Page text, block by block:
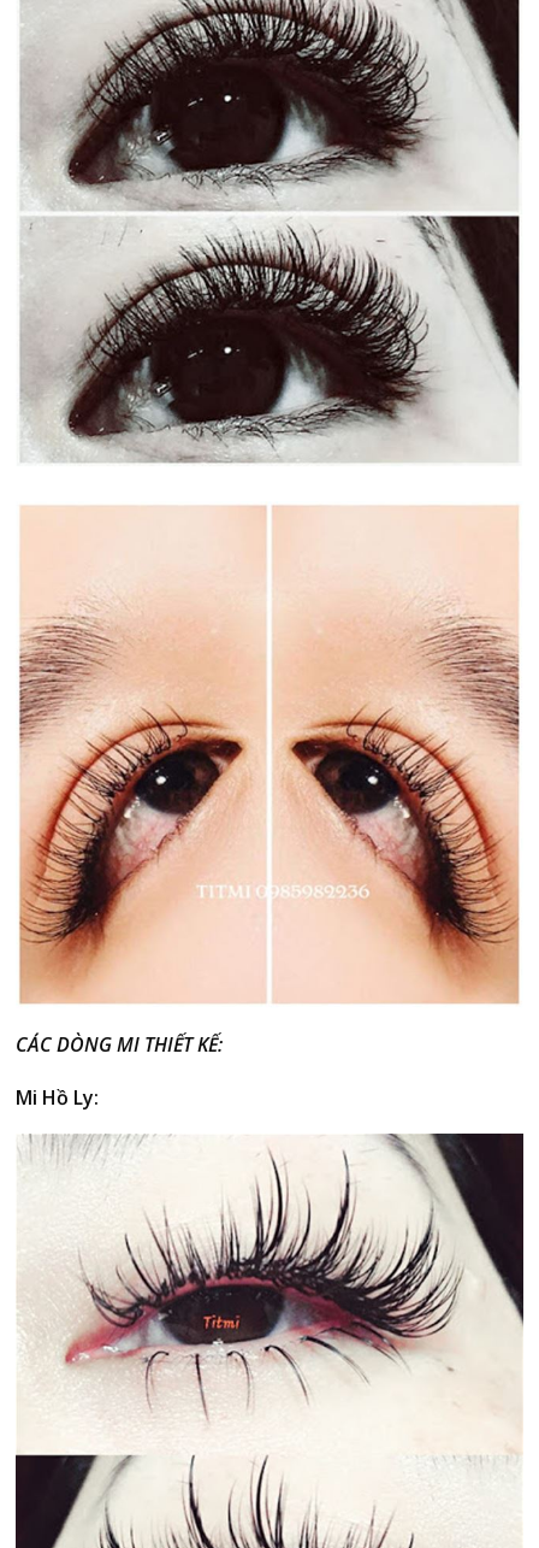
CÁC DÒNG MI THIẾT KẾ:
Mi Hồ Ly: